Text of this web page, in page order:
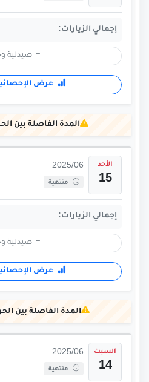
إجمالي الزيارات:
صيدلية
عرض
المدة الفاصلة بين
الأحد
15
2025/06
منتهية
إجمالي الزيارات:
صيدلية
عرض
المدة الفاصلة بين
السبت
14
2025/06
منتهية